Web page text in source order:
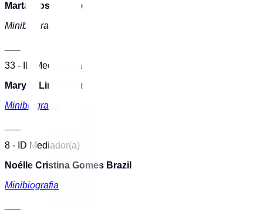
Marta Rosendo Leal
Minibiografia
33 - ID Mediador(a)
Mary M Lima Rezende
Minibiografia
8 - ID Mediador(a)
Noélle Cristina Gomes Brazil
Minibiografia